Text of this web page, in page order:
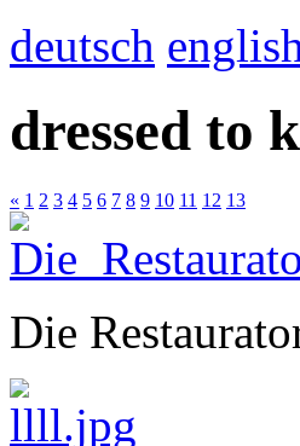
deutsch
dressed to
« 1 2 3 4 5 6 7 8 9 10 11 12 13
Die